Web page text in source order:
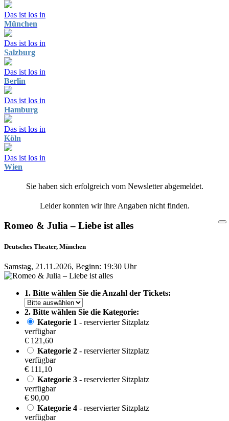
Das ist los in
München
Das ist los in
Salzburg
Das ist los in
Berlin
Das ist los in
Hamburg
Das ist los in
Köln
Das ist los in
Wien
Sie haben sich erfolgreich vom Newsletter abgemeldet.
Leider konnten wir ihre Angaben nicht finden.
Romeo & Julia – Liebe ist alles
Deutsches Theater, München
Samstag, 21.11.2026, Beginn: 19:30 Uhr
1. Bitte wählen Sie die Anzahl der Tickets:
2. Bitte wählen Sie die Kategorie:
Kategorie 1 - reservierter Sitzplatz
verfügbar
€ 121,60
Kategorie 2 - reservierter Sitzplatz
verfügbar
€ 111,10
Kategorie 3 - reservierter Sitzplatz
verfügbar
€ 90,00
Kategorie 4 - reservierter Sitzplatz
verfügbar